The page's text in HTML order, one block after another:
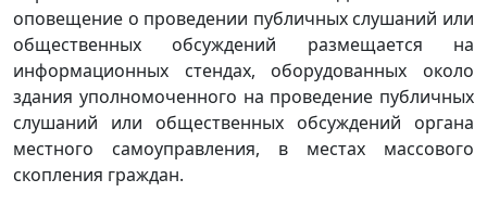
оповещение о проведении публичных слушаний или
общественных обсуждений размещается на
информационных стендах, оборудованных около
здания уполномоченного на проведение публичных
слушаний или общественных обсуждений органа
местного самоуправления, в местах массового
скопления граждан.